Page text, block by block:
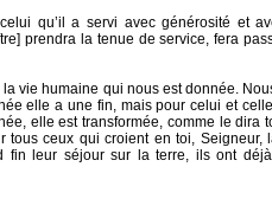
qu’il a servi avec générosité et
prendra la tenue de service, fera
vie humaine qui nous est donnée.
elle a une fin, mais pour celui et
elle est transformée, comme le dira
ceux qui croient en toi, Seigneur,
fin leur séjour sur la terre, ils ont